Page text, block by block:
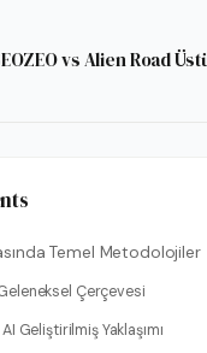
vs Alien Road
Temel Metodolojiler
Çerçevesi
Geliştirilmiş Yaklaşımı